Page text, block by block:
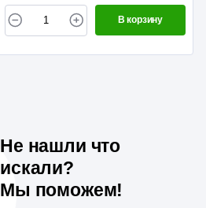
В корзину
Не нашли что
искали?
Мы поможем!